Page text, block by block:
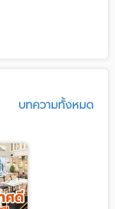
บทความทั้งหมด